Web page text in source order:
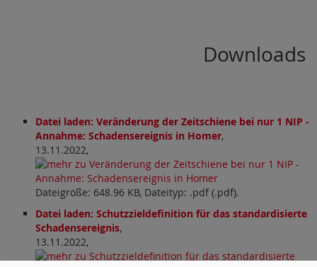
Downloads
Datei laden: Veränderung der Zeitschiene bei nur 1 NIP -
Annahme: Schadensereignis in Homer,
13.11.2022,
Dateigröße: 648.96 KB, Dateityp: .pdf (.pdf).
Datei laden: Schutzzieldefinition für das standardisierte
Schadensereignis,
13.11.2022,